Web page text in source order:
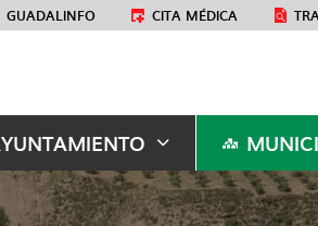
GUADALINFO CITA MÉDICA